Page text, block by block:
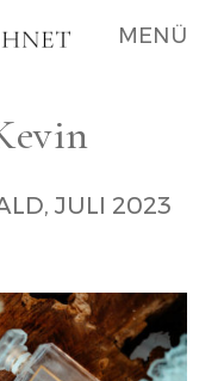
MENÜ
JULI 2023